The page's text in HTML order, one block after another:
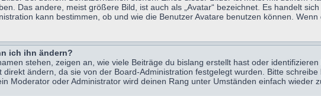
Das andere, meist größere Bild, ist auch als „Avatar“ bezeichnet. Es handelt
kann bestimmen, ob und wie die Benutzer Avatare benutzen können.
ich ihn ändern?
stehen, zeigen an, wie viele Beiträge du bislang erstellt hast oder
direkt ändern, da sie von der Board-Administration festgelegt wurden. Bitte
Moderator oder Administrator wird deinen Rang unter Umständen einfach wieder